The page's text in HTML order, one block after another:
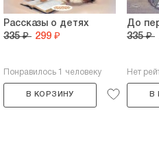
Рассказы о детях
335 ₽ 299 ₽
Понравилось 1 человеку
В КОРЗИНУ
До
335 ₽
Нет
В